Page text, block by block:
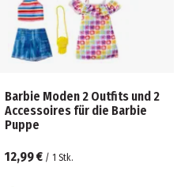
Barbie Moden 2 Outfits und 2
Accessoires für die Barbie
Puppe
12,99 € / 1 Stk.